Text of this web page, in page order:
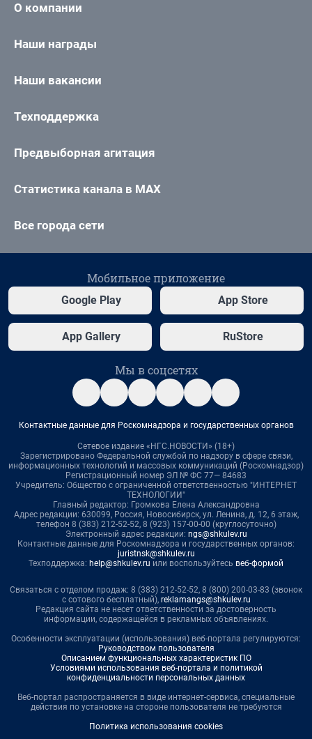
О компании
Наши награды
Наши вакансии
Техподдержка
Предвыборная агитация
Статистика канала в MAX
Все города сети
Мобильное приложение
Google Play App Store
App Gallery RuStore
Мы в соцсетях
Контактные данные для Роскомнадзора и государственных органов
Сетевое издание «НГС.НОВОСТИ» (18+)
Зарегистрировано Федеральной службой по надзору в сфере связи,
информационных технологий и массовых коммуникаций (Роскомнадзор)
Регистрационный номер ЭЛ № ФС 77— 84683
Учредитель: Общество с ограниченной ответственностью "ИНТЕРНЕТ
ТЕХНОЛОГИИ"
Главный редактор: Громкова Елена Александровна
Адрес редакции: 630099, Россия, Новосибирск, ул. Ленина, д. 12, 6 этаж,
телефон 8 (383) 212-52-52, 8 (923) 157-00-00 (круглосуточно)
Электронный адрес редакции: ngs@shkulev.ru
Контактные данные для Роскомнадзора и государственных органов:
juristnsk@shkulev.ru
Техподдержка: help@shkulev.ru или воспользуйтесь веб-формой
Связаться с отделом продаж: 8 (383) 212-52-52, 8 (800) 200-03-83 (звонок
с сотового бесплатный), reklamangs@shkulev.ru
Редакция сайта не несет ответственности за достоверность
информации, содержащейся в рекламных объявлениях.
Особенности эксплуатации (использования) веб-портала регулируются:
Руководством пользователя
Описанием функциональных характеристик ПО
Условиями использования веб-портала и политикой
конфиденциальности персональных данных
Веб-портал распространяется в виде интернет-сервиса, специальные
действия по установке на стороне пользователя не требуются
Политика использования cookies